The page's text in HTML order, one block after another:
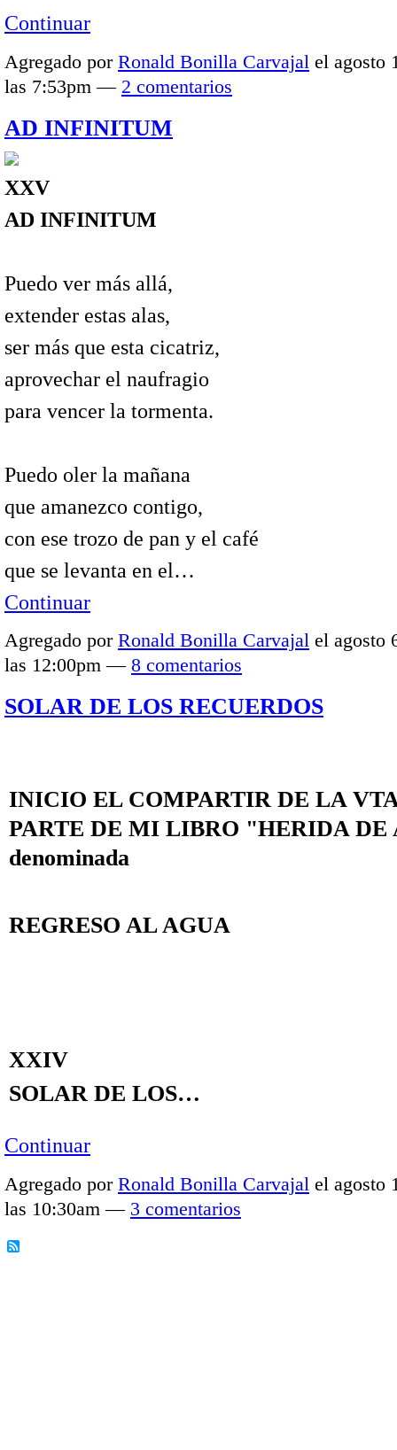
Continuar
Agregado por Ronald Bonilla Carvajal el agosto
las 7:53pm — 2 comentarios
AD INFINITUM
XXV
AD INFINITUM
Puedo ver más allá,
extender estas alas,
ser más que esta cicatriz,
aprovechar el naufragio
para vencer la tormenta.
Puedo oler la mañana
que amanezco contigo,
con ese trozo de pan y el café
que se levanta en el…
Continuar
Agregado por Ronald Bonilla Carvajal el agosto
las 12:00pm — 8 comentarios
SOLAR DE LOS RECUERDOS
INICIO EL COMPARTIR DE LA
PARTE DE MI LIBRO "HERIDA DE
denominada
REGRESO AL AGUA
XXIV
SOLAR DE LOS…
Continuar
Agregado por Ronald Bonilla Carvajal el agosto
las 10:30am — 3 comentarios